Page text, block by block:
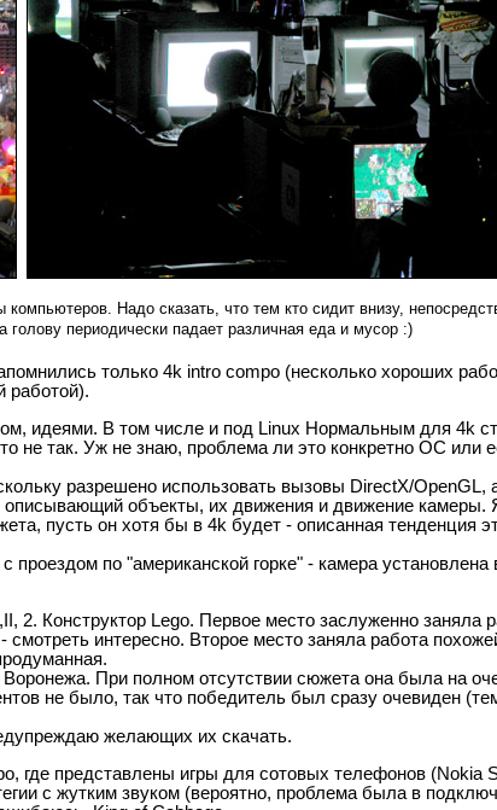
Надо сказать, что тем кто сидит внизу,
только 4k intro compo (несколько хороших
идеями. В том числе и под Linux Нормальным для 4k
не так. Уж не знаю, проблема ли это конкретно ОС или
разрешено использовать вызовы DirectX/OpenGL, а
объекты, их движения и движение камеры.
пусть он хотя бы в 4k будет - описанная тенденция
по "американской горке" - камера установлена
Конструктор Lego. Первое место заслуженно заняла
интересно. Второе место заняла работа
При полном отсутствии сюжета она была на
не было, так что победитель был сразу очевиден
желающих их скачать.
где представлены игры для сотовых телефонов (Nokia